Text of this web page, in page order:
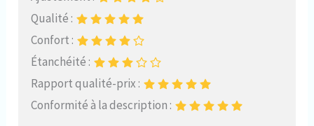
Qualité :
Confort :
Étanchéité :
Rapport qualité-prix :
Conformité à la description :